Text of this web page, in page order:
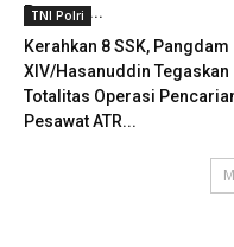
Pesawat...
TNI Polri
Kerahkan 8 SSK, Pangdam
XIV/Hasanuddin Tegaskan
Totalitas Operasi
Pesawat ATR...